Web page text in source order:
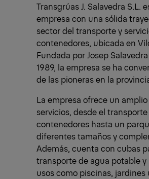
Transgrúas J. Salavedra S.L.
empresa con una sólida
sector del transporte y
contenedores, ubicada en
Fundada por Josep
1989, la empresa se ha
de las pioneras en la
La empresa ofrece un
servicios, desde el
contenedores hasta un
diferentes tamaños y
Además, cuenta con cubas
transporte de agua potable y
usos como piscinas, jardines